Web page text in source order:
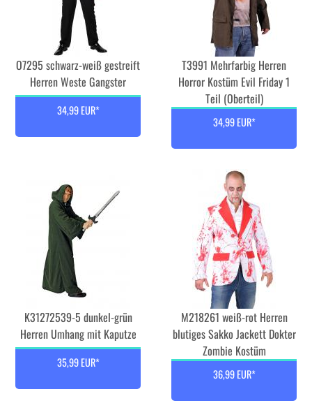
O7295 schwarz-weiß gestreift
Herren Weste Gangster
34,99 EUR*
T3991 Mehrfarbig Herren
Horror Kostüm Evil Friday 1
Teil (Oberteil)
34,99 EUR*
K31272539-5 dunkel-grün
Herren Umhang mit Kaputze
35,99 EUR*
M218261 weiß-rot Herren
blutiges Sakko Jackett Dokter
Zombie Kostüm
36,99 EUR*